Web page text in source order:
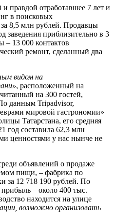
правдой отработавшее 7 лет и
в поисковых
8,5 млн рублей. Продавцы
заведения приблизительно в 3
13 000 контактов
ремонт, сделанный два
видом на
, расположенный на
на 300 гостей,
данным Tripadvisor,
мировой гастрономии»
Татарстана, его средняя
год составила 62,3 млн
ценностями у нас нынче не
объявлений о продаже
пищи, – фабрика по
за 12 718 190 рублей. По
– около 400 тыс.
находится на улице
возможно организовать